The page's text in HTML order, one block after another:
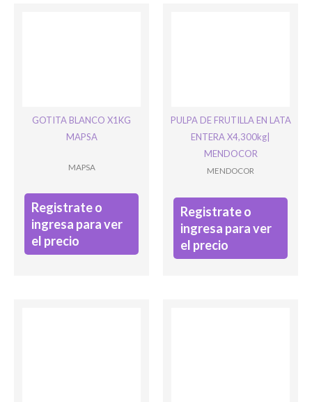
GOTITA BLANCO X1KG
MAPSA
MAPSA
Registrate o
ingresa para ver
el precio
PULPA DE FRUTILLA EN LATA
ENTERA X4,300kg|
MENDOCOR
MENDOCOR
Registrate o
ingresa para ver
el precio
Este campo es un campo de validación y debe quedar sin cambios.